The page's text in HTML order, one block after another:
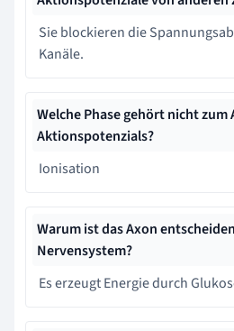
Sie blockieren die
Kanäle.
Welche Phase gehört nicht zum
Aktionspotenzials?
Ionisation
Warum ist das Axon
Nervensystem?
Es erzeugt Energie durch